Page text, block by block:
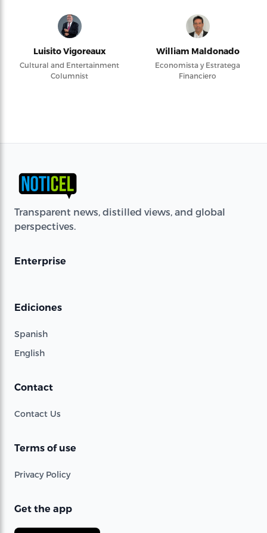
Luisito Vigoreaux
Cultural and Entertainment
Columnist
William Maldonado
Economista y Estratega
Financiero
Transparent news, distilled views, and global
perspectives.
Enterprise
Ediciones
Spanish
English
Contact
Contact Us
Terms of use
Privacy Policy
Get the app